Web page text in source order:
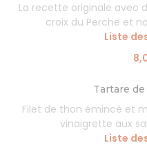
La recette originale avec
croix du Perche et
Liste
Tartare
Filet de thon émincé et
vinaigrette aux
Liste